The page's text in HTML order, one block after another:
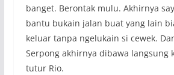
banget. Berontak mulu. Akhirnya
bantu bukain jalan buat yang lain
keluar tanpa ngelukain si cewek.
Serpong akhirnya dibawa langsung
tutur Rio.